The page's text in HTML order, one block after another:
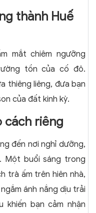
thành Huế
mắt chiêm ngưỡng
tồn của cố đô.
thiêng liêng, đưa bạn
của đất kinh kỳ.
cách riêng
đến nơi nghỉ dưỡng,
Một buổi sáng trong
trà ấm trên hiên nhà,
ánh nắng dịu trải
bạn cảm nhận